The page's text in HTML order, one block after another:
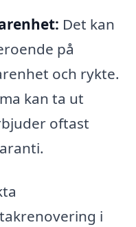
Det kan
på
och rykte.
kan ta ut
oftast
i